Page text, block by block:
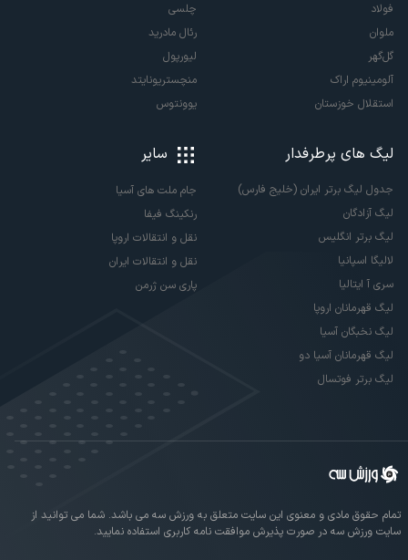
فولاد
ملوان
گل‌گهر
آلومینیوم اراک
استقلال خوزستان
چلسی
رئال مادرید
لیورپول
منچستریونایتد
یوونتوس
لیگ های پرطرفدار
جدول لیگ برتر ایران (خلیج فارس)
لیگ آزادگان
لیگ برتر انگلیس
لالیگا اسپانیا
سری آ ایتالیا
لیگ قهرمانان اروپا
لیگ نخبگان آسیا
لیگ قهرمانان آسیا دو
لیگ برتر فوتسال
سایر
جام ملت های آسیا
رنکینگ فیفا
نقل و انتقالات اروپا
نقل و انتقالات ایران
پاری سن ژرمن
تمام حقوق مادی و معنوی این سایت متعلق به ورزش سه می باشد. شما می توانید از
سایت ورزش سه در صورت پذیرش موافقت نامه کاربری استفاده نمایید.